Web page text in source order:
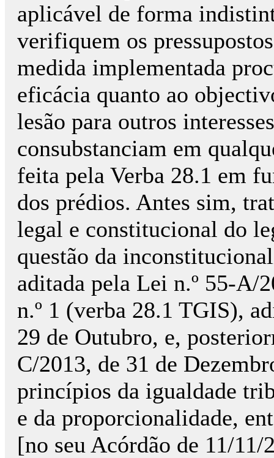
aplicável de forma
verifiquem os
medida implementada
eficácia quanto ao
lesão para outros
consubstanciam em
feita pela Verba 28.1 em
dos prédios. Antes sim,
legal e constitucional do
questão da
aditada pela Lei n.º 55-A/
n.º 1 (verba 28.1 TGIS),
29 de Outubro, e,
C/2013, de 31 de
princípios da igualdade
e da proporcionalidade,
[no seu Acórdão de 11/